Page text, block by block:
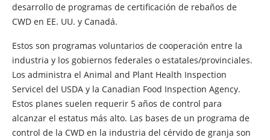
desarrollo de programas de certificación de rebaños de
CWD en EE. UU. y Canadá.
Estos son programas voluntarios de cooperación entre la
industria y los gobiernos federales o estatales/provinciales.
Los administra el Animal and Plant Health Inspection
Servicel del USDA y la Canadian Food Inspection Agency.
Estos planes suelen requerir 5 años de control para
alcanzar el estatus más alto. Las bases de un programa de
control de la CWD en la industria del cérvido de granja son